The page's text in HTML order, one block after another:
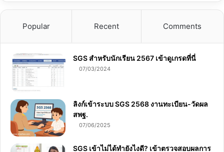
Popular Recent Comments
SGS สําหรับนักเรียน 2567 เข้าดูเกรดที่นี่
07/03/2024
ลิงก์เข้าระบบ SGS 2568 งานทะเบียน-วัดผล
สพฐ.
07/06/2025
SGS เข้าไม่ได้ทำยังไงดี? เข้าตรวจสอบผลการ